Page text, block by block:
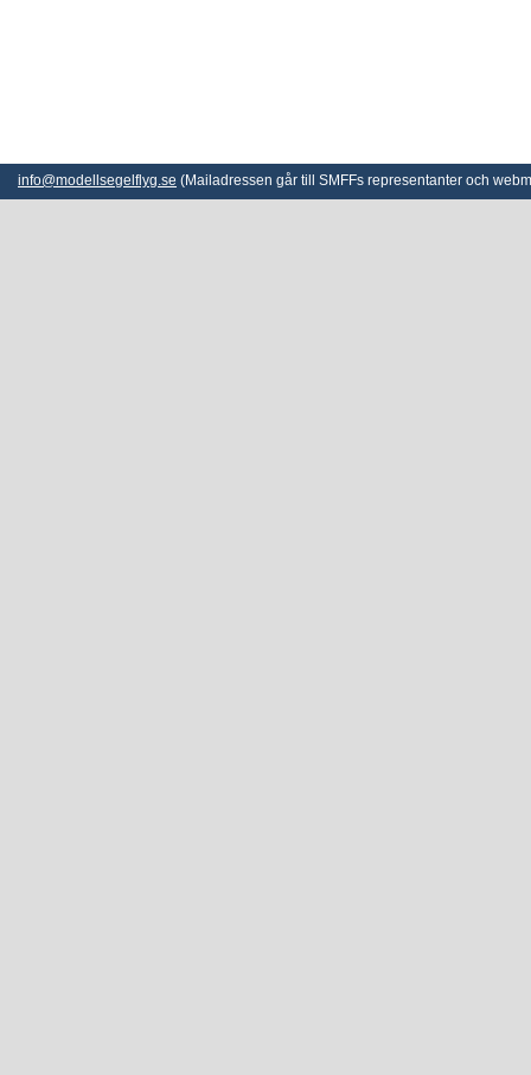
info@modellsegelflyg.se (Mailadressen går till SMFFs representanter och